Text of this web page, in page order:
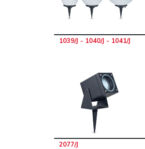
1039/J - 1040/J - 1041/J
2077/J